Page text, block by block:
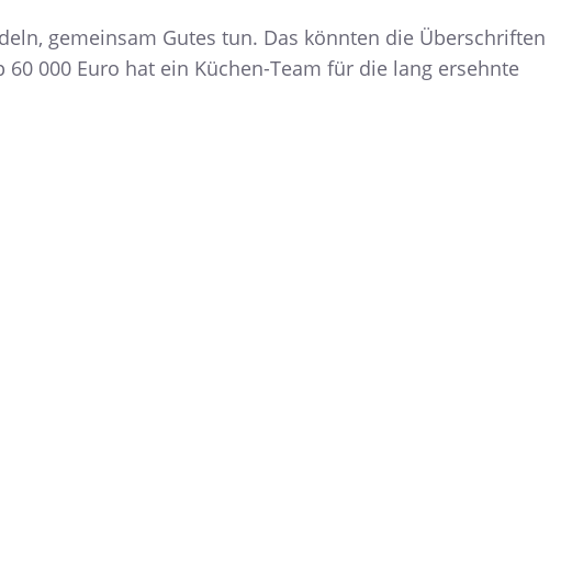
gemeinsam Gutes tun. Das könnten die Überschriften
000 Euro hat ein Küchen-Team für die lang ersehnte